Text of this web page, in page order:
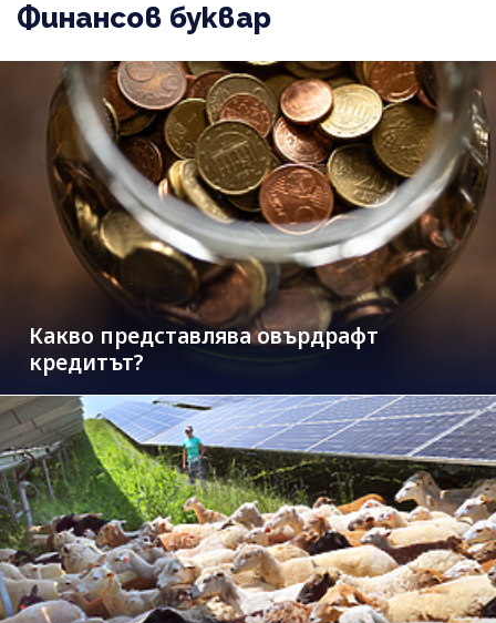
Финансов буквар
Какво представлява овърдрафт
кредитът?